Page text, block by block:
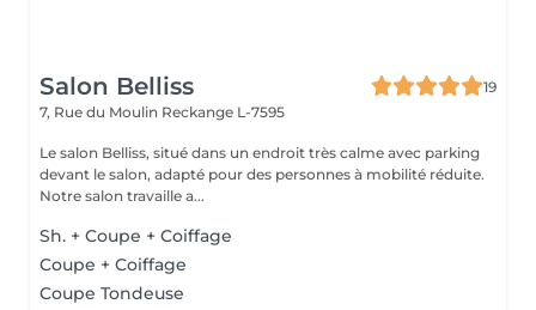
Salon Belliss
19
7, Rue du Moulin Reckange L-7595
Le salon Belliss, situé dans un endroit très calme avec parking
devant le salon, adapté pour des personnes à mobilité réduite.
Notre salon travaille a...
Sh. + Coupe + Coiffage
Coupe + Coiffage
Coupe Tondeuse